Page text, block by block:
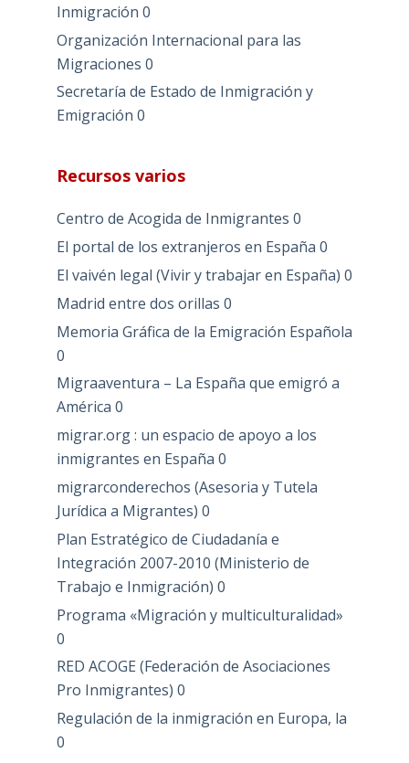
Inmigración 0
Organización Internacional para las
Migraciones 0
Secretaría de Estado de Inmigración y
Emigración 0
Recursos varios
Centro de Acogida de Inmigrantes 0
El portal de los extranjeros en España 0
El vaivén legal (Vivir y trabajar en España) 0
Madrid entre dos orillas 0
Memoria Gráfica de la Emigración Española
0
Migraaventura – La España que emigró a
América 0
migrar.org : un espacio de apoyo a los
inmigrantes en España 0
migrarconderechos (Asesoria y Tutela
Jurídica a Migrantes) 0
Plan Estratégico de Ciudadanía e
Integración 2007-2010 (Ministerio de
Trabajo e Inmigración) 0
Programa «Migración y multiculturalidad»
0
RED ACOGE (Federación de Asociaciones
Pro Inmigrantes) 0
Regulación de la inmigración en Europa, la
0